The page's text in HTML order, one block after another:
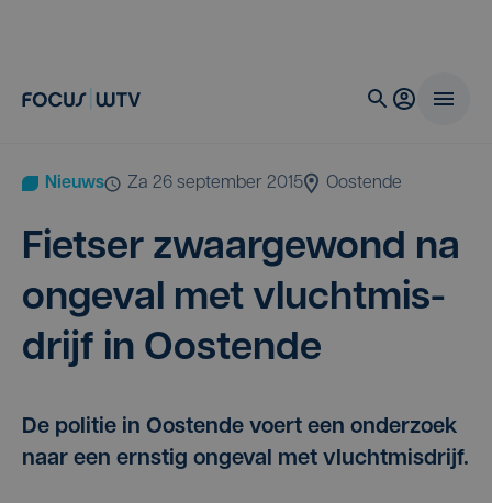
Nieuws za 26 september 2015 Oostende
Fiet­ser zwaar­ge­wond na
onge­val met vlucht­mis­
drijf in Oostende
De politie in Oostende voert een onderzoek
naar een ernstig ongeval met vluchtmisdrijf.